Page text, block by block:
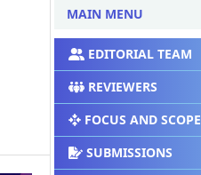
MAIN MENU
EDITORIAL TEAM
REVIEWERS
FOCUS AND SCOPE
SUBMISSIONS